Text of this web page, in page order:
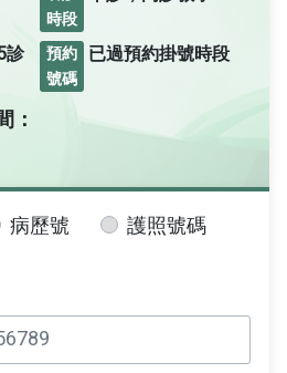
時段
診
預約
號碼
已過預約掛號時段
：
病歷號
護照號碼